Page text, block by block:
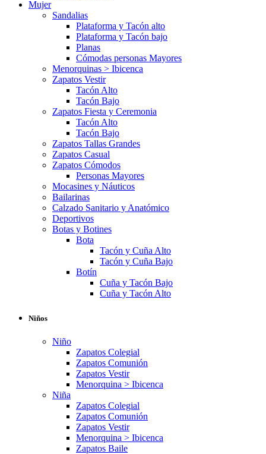
Mujer
Sandalias
Plataforma y Tacón alto
Plataforma y Tacón bajo
Planas
Cómodas personas Mayores
Menorquinas > Ibicenca
Zapatos Vestir
Tacón Alto
Tacón Bajo
Zapatos Fiesta y Ceremonia
Tacón Alto
Tacón Bajo
Zapatos Tallas Grandes
Zapatos Casual
Zapatos Cómodos
Personas Mayores
Mocasines y Náuticos
Bailarinas
Calzado Sanitario y Anatómico
Deportivos
Botas y Botines
Bota
Tacón y Cuña Alto
Tacón y Cuña Bajo
Botín
Cuña y Tacón Bajo
Cuña y Tacón Alto
Niños
Niño
Zapatos Colegial
Zapatos Comunión
Zapatos Vestir
Menorquina > Ibicenca
Niña
Zapatos Colegial
Zapatos Comunión
Zapatos Vestir
Menorquina > Ibicenca
Zapatos Baile